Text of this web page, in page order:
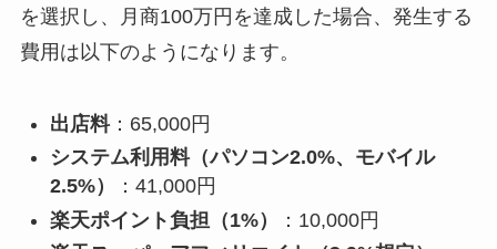
を選択し、月商100万円を達成した場合、発生する
費用は以下のようになります。
出店料：65,000円
システム利用料（パソコン2.0%、モバイル
2.5%）
：41,000円
楽天ポイント負担（1%）
：10,000円